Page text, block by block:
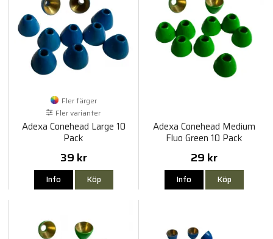
Fler färger
Fler varianter
Adexa Conehead Large 10
Pack
39 kr
Info Köp
Adexa Conehead Medium
Fluo Green 10 Pack
29 kr
Info Köp